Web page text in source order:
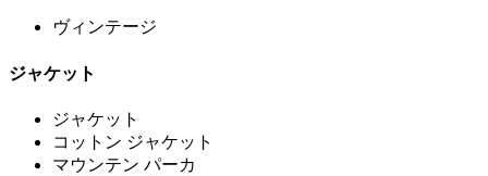
ヴィンテージ
ジャケット
ジャケット
コットン ジャケット
マウンテン パーカ